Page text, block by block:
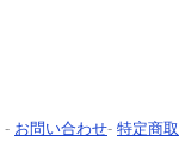
- お問い合わせ- 特定商